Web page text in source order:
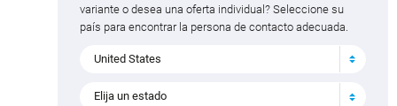
variante o desea una oferta individual? Seleccione su
país para encontrar la persona de contacto adecuada.
United States
Elija un estado